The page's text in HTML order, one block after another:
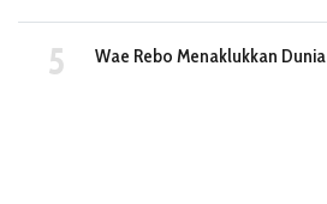
Wae Rebo Menaklukkan Dunia